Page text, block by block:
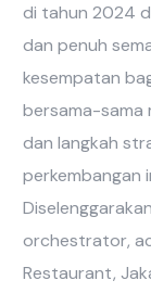
di tahun 2024
dan penuh
kesempatan
bersama-sama
dan langkah
perkembangan
orchestrator,
Restaurant,